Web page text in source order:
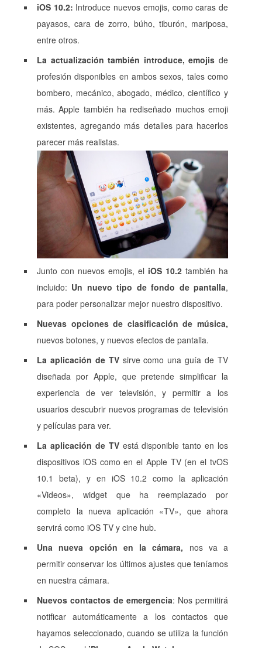
iOS 10.2: Introduce nuevos emojis, como caras de
payasos, cara de zorro, búho, tiburón, mariposa,
entre otros.
La actualización también introduce, emojis de
profesión disponibles en ambos sexos, tales como
bombero, mecánico, abogado, médico, científico y
más. Apple también ha rediseñado muchos emoji
existentes, agregando más detalles para hacerlos
parecer más realistas.
Junto con nuevos emojis, el iOS 10.2 también ha
incluido: Un nuevo tipo de fondo de pantalla,
para poder personalizar mejor nuestro dispositivo.
Nuevas opciones de clasificación de música,
nuevos botones, y nuevos efectos de pantalla.
La aplicación de TVsirve como una guía de TV
diseñada por Apple, que pretende simplificar la
experiencia de ver televisión, y permitir a los
usuarios descubrir nuevos programas de televisión
y películas para ver.
La aplicación de TVestá disponible tanto en los
dispositivos iOS como en el Apple TV (en el tvOS
10.1 beta), y en iOS 10.2 como la aplicación
«Videos», widget que ha reemplazado por
completo la nueva aplicación «TV», que ahora
servirá como iOS TV y cine hub.
Una nueva opción en la cámara, nos va a
permitir conservar los últimos ajustes que teníamos
en nuestra cámara.
Nuevos contactos de emergencia: Nos permitirá
notificar automáticamente a los contactos que
hayamos seleccionado, cuando se utiliza la función